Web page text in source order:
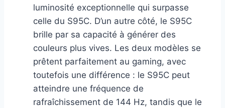
luminosité exceptionnelle qui surpasse
celle du S95C. D’un autre côté, le S95C
brille par sa capacité à générer des
couleurs plus vives. Les deux modèles se
prêtent parfaitement au gaming, avec
toutefois une différence : le S95C peut
atteindre une fréquence de
rafraîchissement de 144 Hz, tandis que le